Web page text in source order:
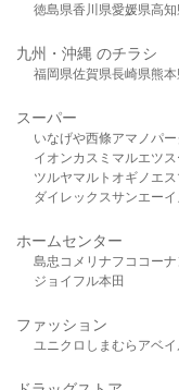
徳島県香川県愛媛県高
九州・沖縄 のチラシ
福岡県佐賀県長崎県熊
スーパー
いなげや西條アマノパ
イオンカスミ マルエツ
ツルヤマルト オギノ エス
ダイレックスサンエー
ホームセンター
島忠 コメリ ナフコ コー
ジョイフル本田
ファッション
ユニクロ しまむら アベ